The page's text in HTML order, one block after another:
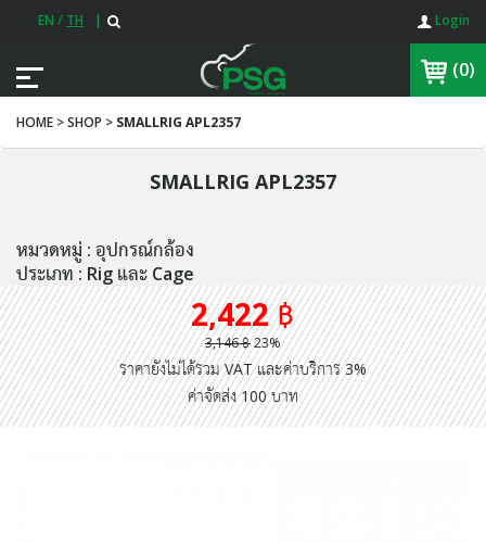
EN / TH | Login
(0)
HOME > SHOP > SMALLRIG APL2357
SMALLRIG APL2357
หมวดหมู่ : อุปกรณ์กล้อง
ประเภท : Rig และ Cage
2,422 ฿
3,146 ฿23%
ราคายังไม่ได้รวม VAT และค่าบริการ 3%
ค่าจัดส่ง 100 บาท